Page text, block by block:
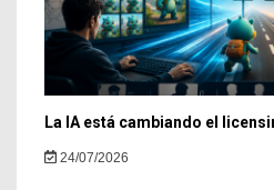
La IA está cambiando el
24/07/2026